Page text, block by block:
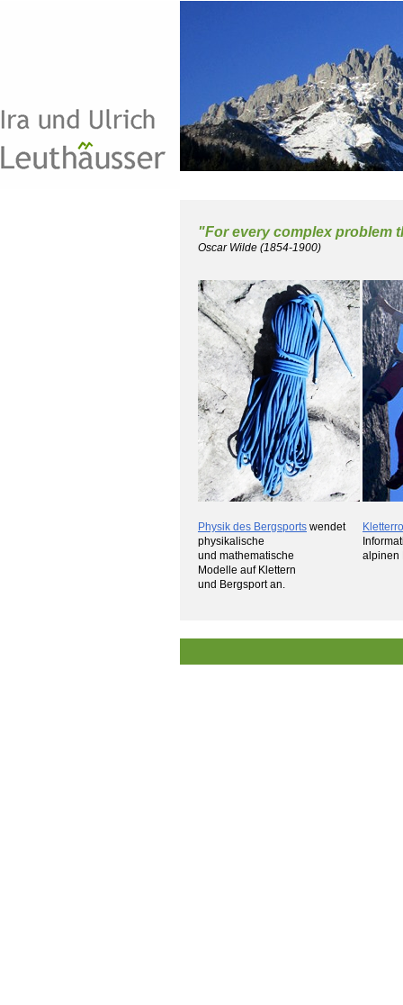
"For every complex problem
Oscar Wilde (1854-1900)
Physik des Bergsports wendet
physikalische
und mathematische
Modelle auf Klettern
und Bergsport an.
alpinen